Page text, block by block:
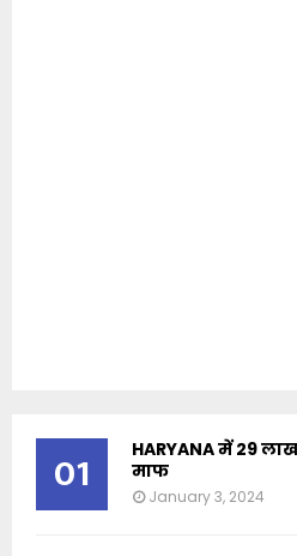
01
HARYANA में 29
माफ
January 3, 2024